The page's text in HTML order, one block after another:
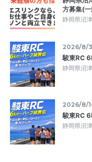
方募集(
静岡県沼
2026/8/
駿東RC
静岡県沼
2026/8/
駿東RC
静岡県沼